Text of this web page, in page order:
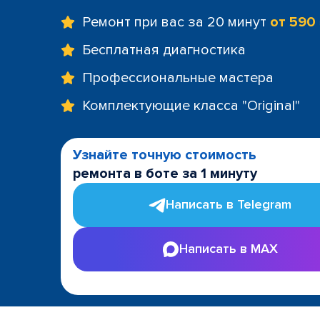
Ремонт при вас за 20 минут от
Бесплатная диагностика
Профессиональные мастера
Комплектующие класса "Original"
Узнайте точную стоимость
ремонта в боте за 1 минуту
Написать в Telegram
Написать в MAX